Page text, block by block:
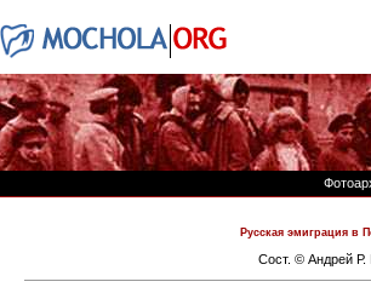
Русская эмиграция в
Сост. © Андрей